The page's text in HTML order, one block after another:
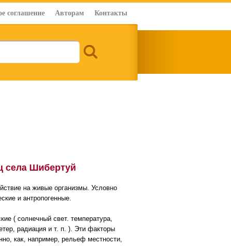
соглашение Авторам Контакты
села Шибертуй
на живые организмы. Условно
и антропогенные.
( солнечный свет. температура,
радиация и т. п. ). Эти факторы
как, например, рельеф местности,